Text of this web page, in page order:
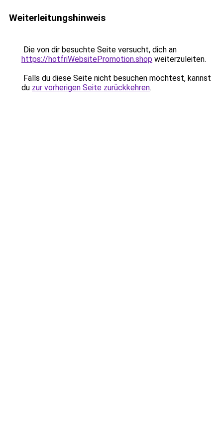
Weiterleitungshinweis
Die von dir besuchte Seite versucht, dich an
https://hotfriWebsitePromotion.shop weiterzuleiten.
Falls du diese Seite nicht besuchen möchtest, kannst
du zur vorherigen Seite zurückkehren.